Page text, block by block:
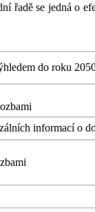
řadě se jedná o
do roku
informací o